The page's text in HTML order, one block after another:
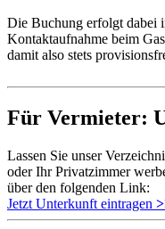
Die Buchung erfolgt dabei
Kontaktaufnahme beim
damit also stets
Für Vermieter:
Lassen Sie unser
oder Ihr Privatzimmer
über den folgenden Link:
Jetzt Unterkunft eintragen